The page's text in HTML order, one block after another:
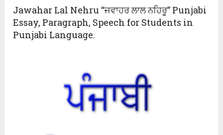
Jawahar Lal Nehru “ਜਵਾਹਰ ਲਾਲ ਨਹਿਰੂ” Punjabi
Essay, Paragraph, Speech for Students in
Punjabi Language.